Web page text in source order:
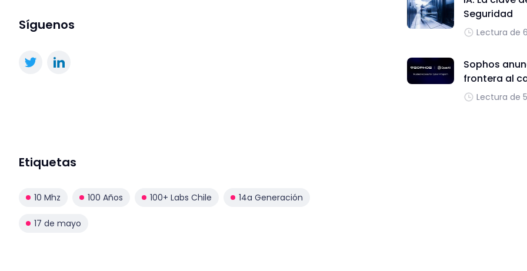
Síguenos
Seguridad
Lectura de
Sophos
frontera al
Lectura de
Etiquetas
10 Mhz 100 Años 100+ Labs Chile 14a Generación
17 de mayo